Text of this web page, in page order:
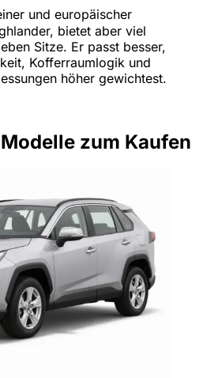
und europäischer
bietet aber viel
Sitze. Er passt besser,
Kofferraumlogik und
höher gewichtest.
zum Kaufen